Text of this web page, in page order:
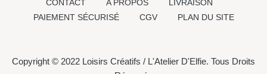
CONTACT A PROPOS
LIVRAISON
PAIEMENT SÉCURISÉ
CGV PLAN DU SITE
Copyright © 2022 Loisirs Créatifs / L'Atelier D'Elfie. Tous Droits